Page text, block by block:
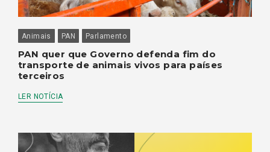
Animais PAN Parlamento
PAN quer que Governo defenda fim do
transporte de animais vivos para países
terceiros
LER NOTÍCIA